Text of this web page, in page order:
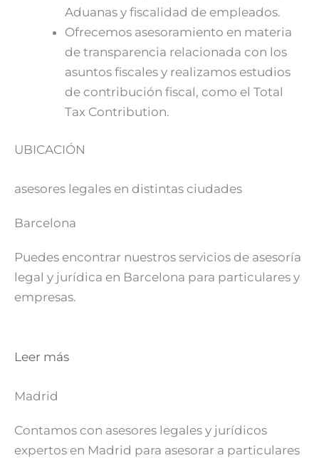
Aduanas y fiscalidad de empleados.
Ofrecemos asesoramiento en materia
de transparencia relacionada con los
asuntos fiscales y realizamos estudios
de contribución fiscal, como el Total
Tax Contribution.
UBICACIÓN
asesores legales en distintas ciudades
Barcelona
Puedes encontrar nuestros servicios de asesoría
legal y jurídica en Barcelona para particulares y
empresas.
Leer más
Madrid
Contamos con asesores legales y jurídicos
expertos en Madrid para asesorar a particulares